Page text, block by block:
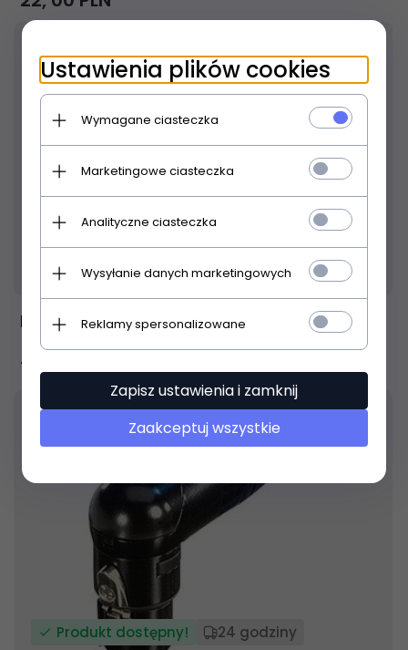
Produkt dostępny!
NEUTRIK NC3MXX
18,00PLN
Produkt dostępny! 24 godziny
Ustawienia plików cookies
Wymagane ciasteczka
Marketingowe ciasteczka
Analityczne ciasteczka
Wysyłanie danych marketingowych
Reklamy spersonalizowane
Zapisz ustawienia i zamknij
Zaakceptuj wszystkie